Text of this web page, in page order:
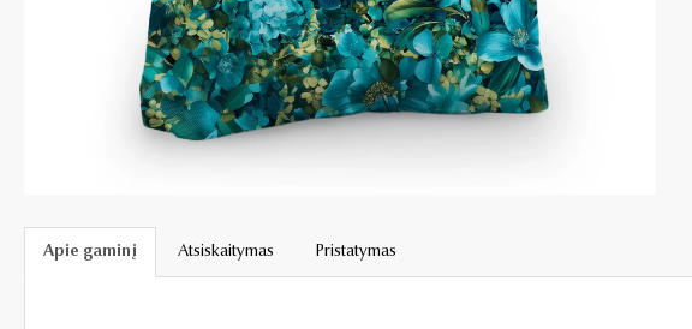
Apie gaminį Atsiskaitymas Pristatymas